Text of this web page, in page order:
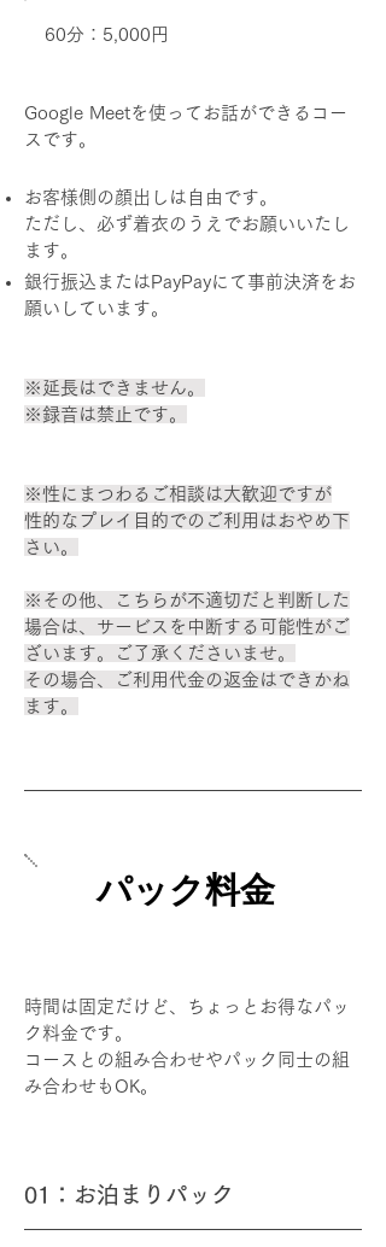
60分：5,000円
Google Meetを使ってお話ができるコー
スです。
お客様側の顔出しは自由です。
ただし、必ず着衣のうえでお願いいたし
ます。
銀行振込またはPayPayにて事前決済をお
願いしています。
※延長はできません。
※録音は禁止です。
※性にまつわるご相談は大歓迎ですが
性的なプレイ目的でのご利用はおやめ下
さい。
※その他、こちらが不適切だと判断した
場合は、サービスを中断する可能性がご
ざいます。ご了承くださいませ。
その場合、ご利用代金の返金はできかね
ます。
​パック料金
時間は固定だけど、ちょっとお得なパッ
ク料金です。
コースとの組み合わせやパック同士の組
み合わせもOK。
01：お泊まりパック